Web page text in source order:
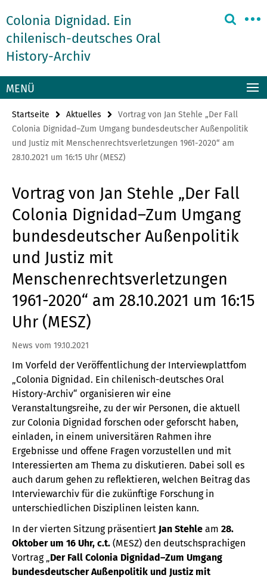
direkt
zu
Inhalt
Colonia Dignidad. Ein
chilenisch-deutsches Oral
History-Archiv
Service-
Navigation
MENÜ
Startseite Aktuelles
Vortrag von Jan Stehle „Der Fall
Colonia Dignidad–Zum Umgang bundesdeutscher Außenpolitik
und Justiz mit Menschenrechtsverletzungen 1961-2020“ am
28.10.2021 um 16:15 Uhr (MESZ)
Vortrag von Jan Stehle „Der Fall
Colonia Dignidad–Zum Umgang
bundesdeutscher Außenpolitik
und Justiz mit
Menschenrechtsverletzungen
1961-2020“ am 28.10.2021 um 16:15
Uhr (MESZ)
News vom 19.10.2021
Im Vorfeld der Veröffentlichung der Interviewplattfom
„Colonia Dignidad. Ein chilenisch-deutsches Oral
History-Archiv“ organisieren wir eine
Veranstaltungsreihe, zu der wir Personen, die aktuell
zur Colonia Dignidad forschen oder geforscht haben,
einladen, in einem universitären Rahmen ihre
Ergebnisse und offene Fragen vorzustellen und mit
Interessierten am Thema zu diskutieren. Dabei soll es
auch darum gehen zu reflektieren, welchen Beitrag das
Interviewarchiv für die zukünftige Forschung in
unterschiedlichen Disziplinen leisten kann.
In der vierten Sitzung präsentiert Jan Stehle am 28.
Oktober um 16 Uhr, c.t. (MESZ) den deutschsprachigen
Vortrag „Der Fall Colonia Dignidad–Zum Umgang
bundesdeutscher Außenpolitik und Justiz mit